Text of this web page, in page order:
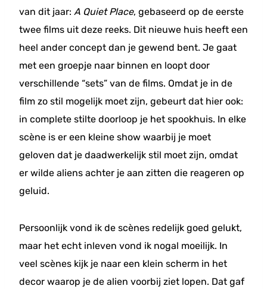
van dit jaar: A Quiet Place, gebaseerd op de eerste
twee films uit deze reeks. Dit nieuwe huis heeft een
heel ander concept dan je gewend bent. Je gaat
met een groepje naar binnen en loopt door
verschillende “sets” van de films. Omdat je in de
film zo stil mogelijk moet zijn, gebeurt dat hier ook:
in complete stilte doorloop je het spookhuis. In elke
scène is er een kleine show waarbij je moet
geloven dat je daadwerkelijk stil moet zijn, omdat
er wilde aliens achter je aan zitten die reageren op
geluid.
Persoonlijk vond ik de scènes redelijk goed gelukt,
maar het echt inleven vond ik nogal moeilijk. In
veel scènes kijk je naar een klein scherm in het
decor waarop je de alien voorbij ziet lopen. Dat gaf